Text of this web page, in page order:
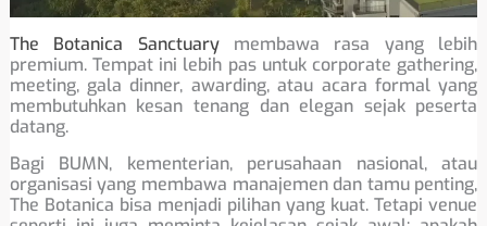
The Botanica Sanctuarymembawa rasa yang lebih
premium. Tempat ini lebih pas untuk corporate gathering,
meeting, gala dinner, awarding, atau acara formal yang
membutuhkan kesan tenang dan elegan sejak peserta
datang.
Bagi BUMN, kementerian, perusahaan nasional, atau
organisasi yang membawa manajemen dan tamu penting,
The Botanica bisa menjadi pilihan yang kuat. Tetapi venue